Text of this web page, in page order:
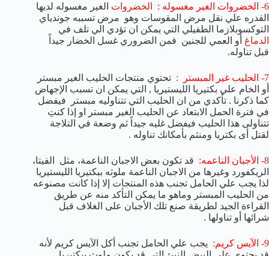
6- الخضروات الغير مغسوله : الخضروات الغير مغسوله لديها
القدره علي نقل مرض المقوسات وهو مرض تسببه جوندياي
التوكسوبلازما الطفيلي التي يمكن ان تؤدي الي تلف في
الدماغ أو العمي للجنين فمن الضروري غسل الخضار جيداً
قبل تناوله.
7- الحليب غير المبستر :
تحتوي منتجات الحليب الغير مبستر
أو الخام علي بكتيريا الليستيريا , التي يمكن ان تسبب الإجهاض
كما ذكرنا . تأكدي من ان الحليب التي تتناوليه مبستر فيفضل
في فترة الحمل الابتعاد عن الحليب الغير مبستر او إذا كنتِ
تتناولى هذا الحليب فيفضل غليه جيداً ثم وضعة في التلاجة
لقتل أى بكتريا ومنثم بأمكانك تناوله .
8- الأجبان الناعمه:
قد تكون بعض الاجبان الناعمة، مثل الفيتا،
الريكفورد وغيرها من الاجبان الناعمة ملوثه ببكتيريا الليستيريا
لذا يجب علي الحامل تجنب هذه المنتجات إلا إذا كانت مصنوعه
من الحليب المبستر وماهو ما يمكن التأكد منه عن طريق
القراءة الجيد لطريقة صنع تلك الأجبان على الغلاف قبل
شرائها أو تناولها .
9- الآيس كريم:
يجب علي الحامل تجنب أكل الآيس كريم لأنه